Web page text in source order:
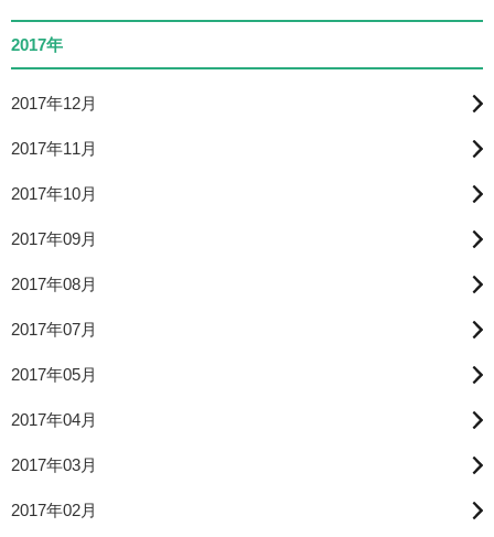
2017年
2017年12月
2017年11月
2017年10月
2017年09月
2017年08月
2017年07月
2017年05月
2017年04月
2017年03月
2017年02月